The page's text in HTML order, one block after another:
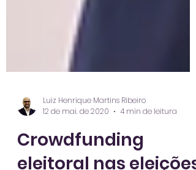
Luiz Henrique Martins Ribeiro
12 de mai. de 2020
4 min de leitura